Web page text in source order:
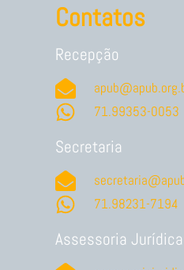
Contatos
Recepção
71.99353-0053
Secretaria
71.98231-7194
Assessoria Jurídica